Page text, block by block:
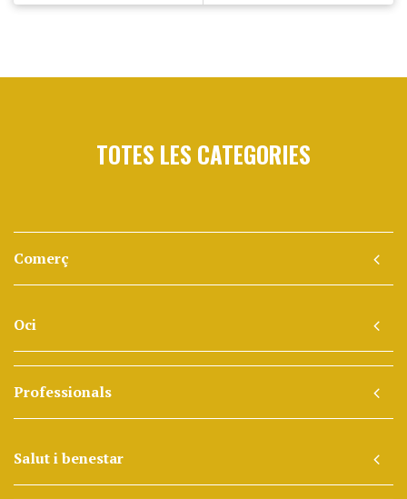
TOTES LES CATEGORIES
Comerç
Oci
Professionals
Salut i benestar